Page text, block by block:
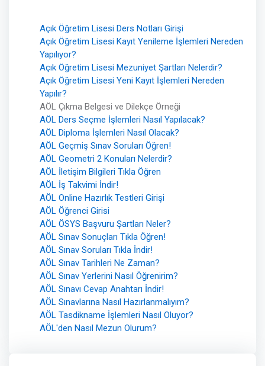
Açık Öğretim Lisesi Ders Notları Girişi
Açık Öğretim Lisesi Kayıt Yenileme İşlemleri Nereden
Yapılıyor?
Açık Öğretim Lisesi Mezuniyet Şartları Nelerdir?
Açık Öğretim Lisesi Yeni Kayıt İşlemleri Nereden
Yapılır?
AÖL Çıkma Belgesi ve Dilekçe Örneği
AÖL Ders Seçme İşlemleri Nasıl Yapılacak?
AÖL Diploma İşlemleri Nasıl Olacak?
AÖL Geçmiş Sınav Soruları Öğren!
AÖL Geometri 2 Konuları Nelerdir?
AÖL İletişim Bilgileri Tıkla Öğren
AÖL İş Takvimi İndir!
AÖL Online Hazırlık Testleri Girişi
AÖL Öğrenci Girisi
AÖL ÖSYS Başvuru Şartları Neler?
AÖL Sınav Sonuçları Tıkla Öğren!
AÖL Sınav Soruları Tıkla İndir!
AÖL Sınav Tarihleri Ne Zaman?
AÖL Sınav Yerlerini Nasıl Öğrenirim?
AÖL Sınavı Cevap Anahtarı İndir!
AÖL Sınavlarına Nasıl Hazırlanmalıyım?
AÖL Tasdikname İşlemleri Nasıl Oluyor?
AÖL'den Nasıl Mezun Olurum?